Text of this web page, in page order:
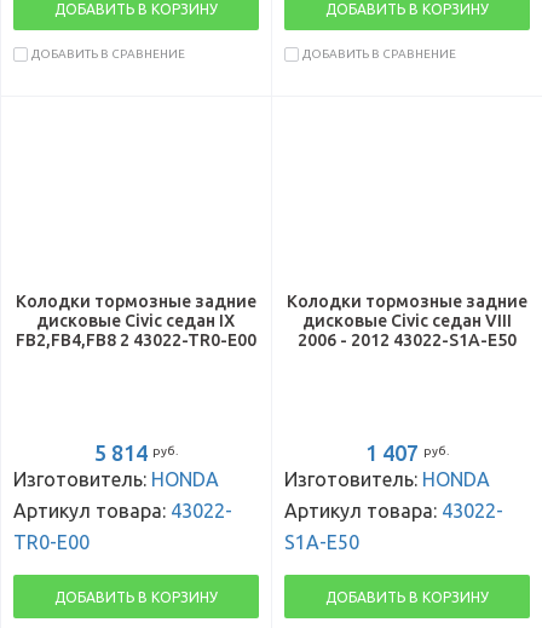
ДОБАВИТЬ В КОРЗИНУ
ДОБАВИТЬ В СРАВНЕНИЕ
ДОБАВИТЬ В КОРЗИНУ
ДОБАВИТЬ В СРАВНЕНИЕ
Колодки тормозные задние
дисковые Civic седан IX
FB2,FB4,FB8 2 43022-TR0-E00
5 814 руб.
Изготовитель: HONDA
Артикул товара: 43022-
TR0-E00
ДОБАВИТЬ В КОРЗИНУ
Колодки тормозные задние
дисковые Civic седан VIII
2006 - 2012 43022-S1A-E50
1 407 руб.
Изготовитель: HONDA
Артикул товара: 43022-
S1A-E50
ДОБАВИТЬ В КОРЗИНУ